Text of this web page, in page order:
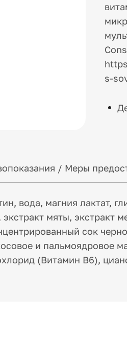
s-
/ Меры
вода, магния лактат,
мяты, экстракт
сок
и пальмоядровое
(Витамин В6),